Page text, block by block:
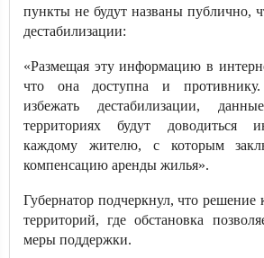
пункты не будут названы публично,
дестабилизации:
«Размещая эту информацию в
что она доступна и
избежать дестабилизации,
территориях будут доводиться
каждому жителю, с которым
компенсацию аренды жилья».
Губернатор подчеркнул, что решение
территорий, где обстановка
меры поддержки.